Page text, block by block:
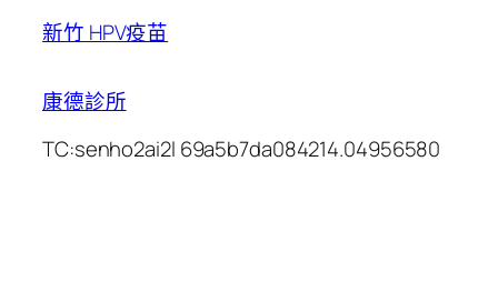
新竹 HPV疫苗
康德診所
TC:senho2ai2l 69a5b7da084214.04956580